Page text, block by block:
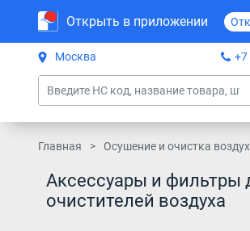
Открыть в приложении
Москва +7
Главная Осушение и очистка
Аксессуары и фильтры
очистителей воздуха